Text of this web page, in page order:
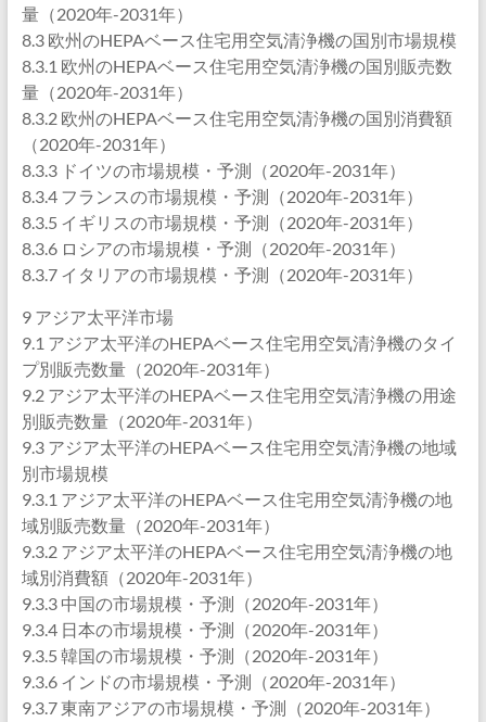
量（2020年-2031年）
8.3 欧州のHEPAベース住宅用空気清浄機の国別市場規模
8.3.1 欧州のHEPAベース住宅用空気清浄機の国別販売数
量（2020年-2031年）
8.3.2 欧州のHEPAベース住宅用空気清浄機の国別消費額
（2020年-2031年）
8.3.3 ドイツの市場規模・予測（2020年-2031年）
8.3.4 フランスの市場規模・予測（2020年-2031年）
8.3.5 イギリスの市場規模・予測（2020年-2031年）
8.3.6 ロシアの市場規模・予測（2020年-2031年）
8.3.7 イタリアの市場規模・予測（2020年-2031年）
9 アジア太平洋市場
9.1 アジア太平洋のHEPAベース住宅用空気清浄機のタイ
プ別販売数量（2020年-2031年）
9.2 アジア太平洋のHEPAベース住宅用空気清浄機の用途
別販売数量（2020年-2031年）
9.3 アジア太平洋のHEPAベース住宅用空気清浄機の地域
別市場規模
9.3.1 アジア太平洋のHEPAベース住宅用空気清浄機の地
域別販売数量（2020年-2031年）
9.3.2 アジア太平洋のHEPAベース住宅用空気清浄機の地
域別消費額（2020年-2031年）
9.3.3 中国の市場規模・予測（2020年-2031年）
9.3.4 日本の市場規模・予測（2020年-2031年）
9.3.5 韓国の市場規模・予測（2020年-2031年）
9.3.6 インドの市場規模・予測（2020年-2031年）
9.3.7 東南アジアの市場規模・予測（2020年-2031年）